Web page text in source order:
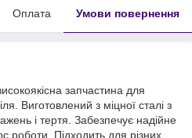
Оплата Умови повернення
запчастина для
Виготовлений з міцної сталі з
і тертя. Забезпечує надійне
роботи. Підходить для різних